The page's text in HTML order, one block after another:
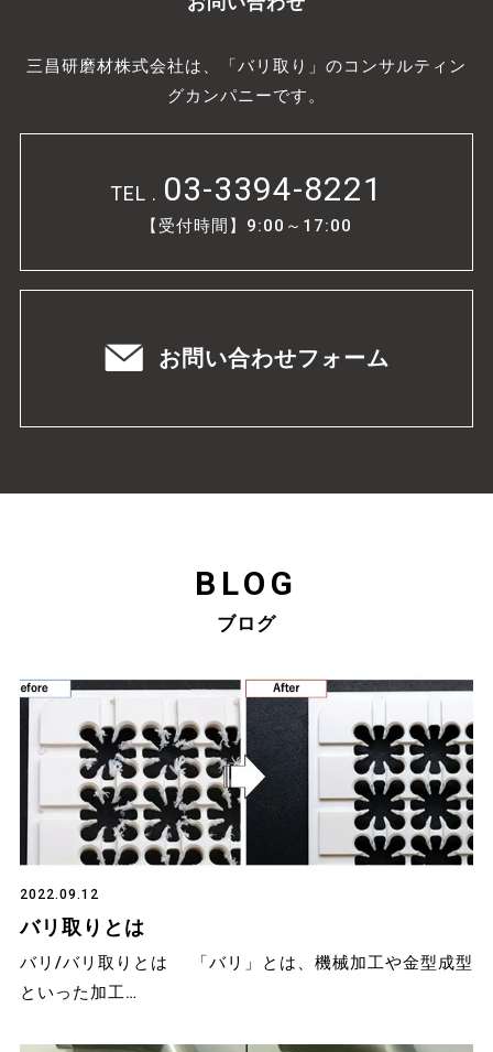
三昌研磨材株式会社は、「バリ取り」のコンサルティン
グカンパニーです。
TEL . 03-3394-8221
【受付時間】9:00～17:00
お問い合わせフォーム
BLOG
ブログ
2022.09.12
バリ取りとは
バリ/バリ取りとは 「バリ」とは、機械加工や金型成型
といった加工…